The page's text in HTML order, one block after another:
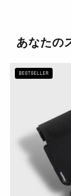
あなたの
BESTSELLER